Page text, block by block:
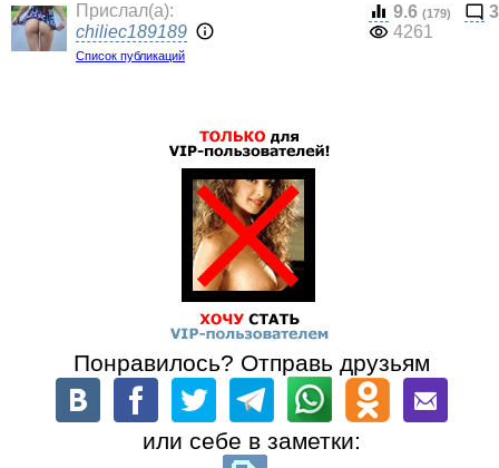
Прислал(a):
chiliec189189
Список публикаций
9.6 (179)
3
4261
Понравилось? Отправь друзьям
или себе в заметки: